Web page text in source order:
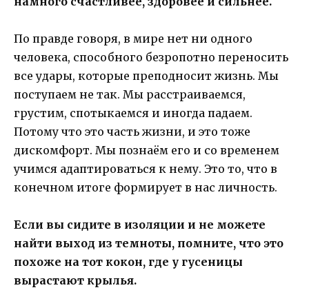
По правде говоря, в мире нет ни одного
человека, способного безропотно переносить
все удары, которые преподносит жизнь. Мы
поступаем не так. Мы расстраиваемся,
грустим, спотыкаемся и иногда падаем.
Потому что это часть жизни, и это тоже
дискомфорт. Мы познаём его и со временем
учимся адаптироваться к нему. Это то, что в
конечном итоге формирует в нас личность.
Если вы сидите в изоляции и не можете
найти выход из темноты, помните, что это
похоже на тот кокон, где у гусеницы
вырастают крылья.